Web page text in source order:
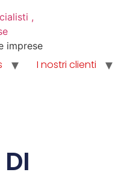
imprese
I nostri clienti